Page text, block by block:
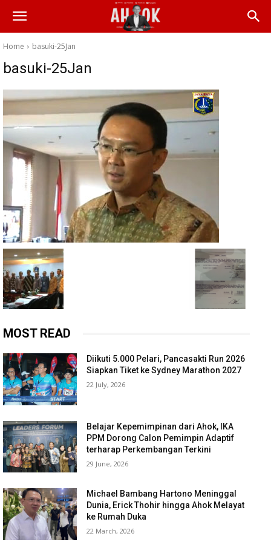
Home basuki-25Jan
basuki-25Jan
MOST READ
Diikuti 5.000 Pelari, Pancasakti Run 2026
Siapkan Tiket ke Sydney Marathon 2027
22 July, 2026
Belajar Kepemimpinan dari Ahok, IKA
PPM Dorong Calon Pemimpin Adaptif
terharap Perkembangan Terkini
29 June, 2026
Michael Bambang Hartono Meninggal
Dunia, Erick Thohir hingga Ahok Melayat
ke Rumah Duka
22 March, 2026